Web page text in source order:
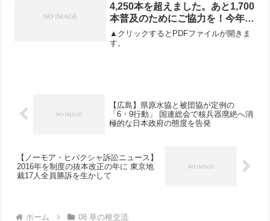
4,250本を超えました。あと1,700
本普及のためにご協力を！今年
も、東日本大震災被災者にちひろ
カレンダーを贈ろう！
▲クリックするとPDFファイルが開きま
す。
【広島】県原水協と被団協が定例の
「6・9行動」 国連総会で核兵器廃絶へ消
極的な日本政府の態度を告発
【ノーモア・ヒバクシャ訴訟ニュース】
2016年を制度の抜本改正の年に 東京地
裁17人全員勝訴を生かして
ホーム 08 草の根交流